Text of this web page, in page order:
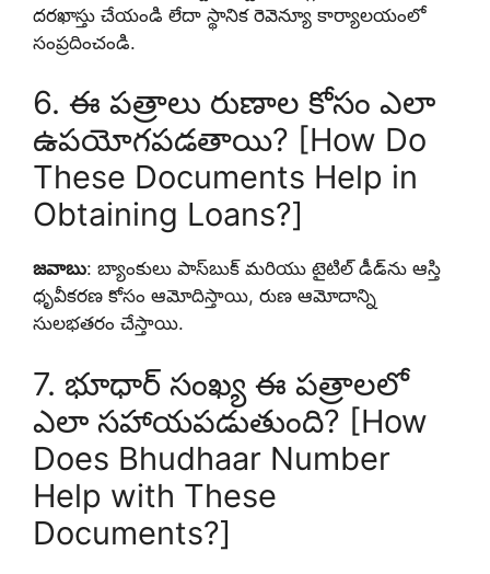
దరఖాస్తు చేయండి లేదా స్థానిక రెవెన్యూ కార్యాలయంలో
సంప్రదించండి.
6. ఈ పత్రాలు రుణాల కోసం ఎలా
ఉపయోగపడతాయి? [How Do
These Documents Help in
Obtaining Loans?]
జవాబు: బ్యాంకులు పాస్‌బుక్ మరియు టైటిల్ డీడ్‌ను ఆస్తి
ధృవీకరణ కోసం ఆమోదిస్తాయి, రుణ ఆమోదాన్ని
సులభతరం చేస్తాయి.
7. భూధార్ సంఖ్య ఈ పత్రాలలో
ఎలా సహాయపడుతుంది? [How
Does Bhudhaar Number
Help with These
Documents?]